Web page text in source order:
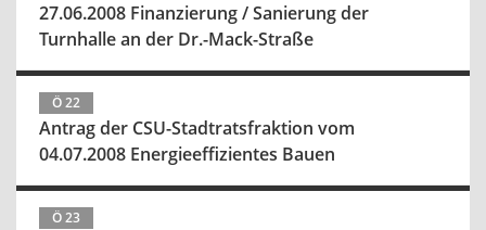
27.06.2008 Finanzierung / Sanierung der
Turnhalle an der Dr.-Mack-Straße
Ö 22
Antrag der CSU-Stadtratsfraktion vom
04.07.2008 Energieeffizientes Bauen
Ö 23